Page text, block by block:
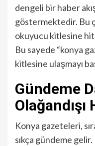
dengeli bir haber
göstermektedir. Bu
okuyucu kitlesine
Bu sayede “konya
kitlesine ulaşmayı
Gündeme
Olağandışı
Konya gazeteleri,
sıkça gündeme